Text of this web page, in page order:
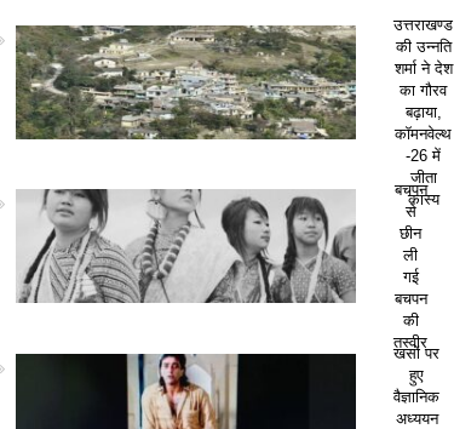
उत्तराखण्ड
की उन्नति
शर्मा ने देश
का गौरव
बढ़ाया,
कॉमनवेल्थ
-26 में
जीता
कांस्य
बचपन
से
छीन
ली
गई
बचपन
की
तस्वीर
खसों पर
हुए
वैज्ञानिक
अध्ययन